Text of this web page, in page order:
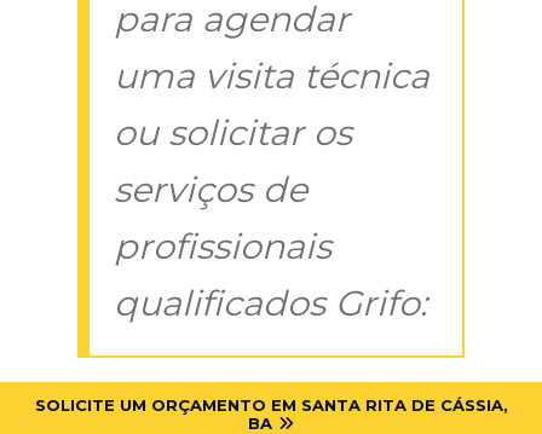
para agendar
uma visita técnica
ou solicitar os
serviços de
profissionais
qualificados Grifo:
SOLICITE UM ORÇAMENTO EM SANTA RITA DE CÁSSIA,
BA